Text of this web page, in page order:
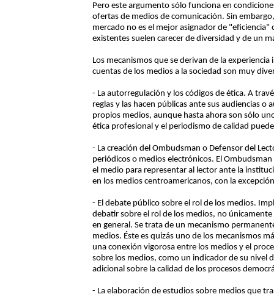
Pero este argumento sólo funciona en
ofertas de medios de comunicación. Sin
mercado no es el mejor asignador de
existentes suelen carecer de diversidad y de un
Los mecanismos que se derivan de la
cuentas de los medios a la sociedad son muy
- La autorregulación y los códigos de ética. A
reglas y las hacen públicas ante sus audiencias
propios medios, aunque hasta ahora son sólo
ética profesional y el periodismo de calidad
- La creación del Ombudsman o Defensor del
periódicos o medios electrónicos. El
el medio para representar al lector ante la
en los medios centroamericanos, con la
- El debate público sobre el rol de los medios.
debatir sobre el rol de los medios, no
en general. Se trata de un mecanismo
medios. Éste es quizás uno de los mecanismos
una conexión vigorosa entre los medios y el
sobre los medios, como un indicador de su nivel
adicional sobre la calidad de los procesos
- La elaboración de estudios sobre medios que